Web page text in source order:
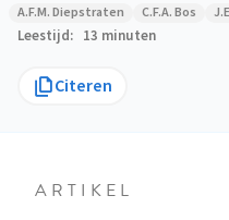
A.F.M. Diepstraten
C.F.A. Bos
Leestijd 13 minuten
Citeren
ARTIKEL